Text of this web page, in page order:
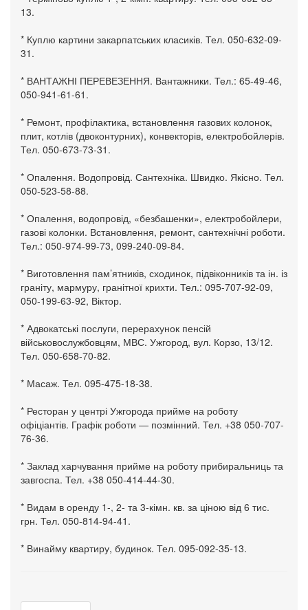
13.
* Куплю картини закарпатських класиків. Тел. 050-632-09-
31.
* ВАНТАЖНІ ПЕРЕВЕЗЕННЯ. Вантажники. Тел.: 65-49-46,
050-941-61-61.
* Ремонт, профілактика, встановлення газових колонок,
плит, котлів (двоконтурних), конвекторів, електробойлерів.
Тел. 050-673-73-31.
* Опалення. Водопровід. Сантехніка. Швидко. Якісно. Тел.
050-523-58-88.
* Опалення, водопровід, «безбашенки», електробойлери,
газові колонки. Встановлення, ремонт, сантехнічні роботи.
Тел.: 050-974-99-73, 099-240-09-84.
* Виготовлення пам’ятників, сходинок, підвіконників та ін. із
граніту, мармуру, гранітної крихти. Тел.: 095-707-92-09,
050-199-63-92, Віктор.
* Адвокатські послуги, перерахунок пенсій
військовослужбовцям, МВС. Ужгород, вул. Корзо, 13/12.
Тел. 050-658-70-82.
* Масаж. Тел. 095-475-18-38.
* Ресторан у центрі Ужгорода прийме на роботу
офіціантів. Графік роботи — позмінний. Тел. +38 050-707-
76-36.
* Заклад харчування прийме на роботу прибиральниць та
завгоспа. Тел. +38 050-414-44-30.
* Видам в оренду 1-, 2- та 3-кімн. кв. за ціною від 6 тис.
грн. Тел. 050-814-94-41.
* Винайму квартиру, будинок. Тел. 095-092-35-13.